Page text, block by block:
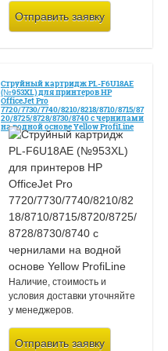
Отправить заявку
Струйный картридж PL-F6U18AE
(№953XL) для принтеров HP
OfficeJet Pro
7720/7730/7740/8210/8218/8710/8715/87
20/8725/8728/8730/8740 с чернилами
на водной основе Yellow ProfiLine
Наличие, стоимость и
условия доставки уточняйте
у менеджеров.
Отправить заявку